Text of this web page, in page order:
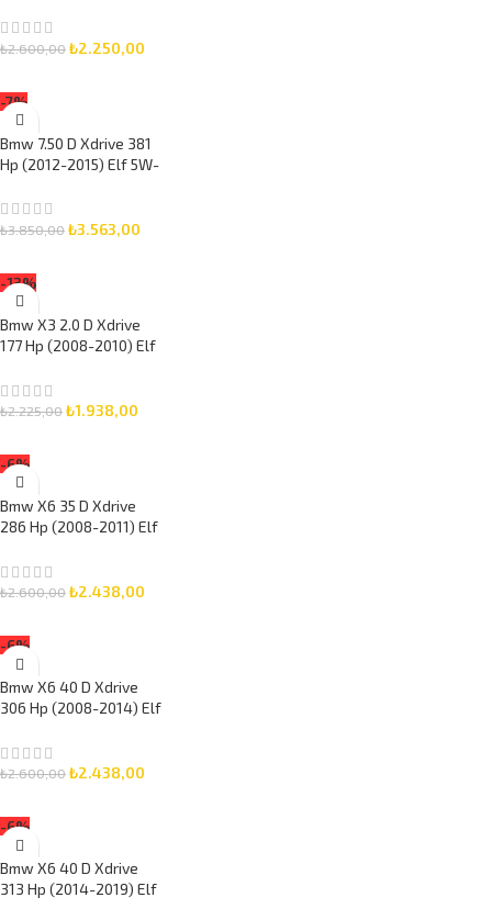
Set
₺2.600,00₺2.250,00
-7%
Bmw 7.50 D Xdrive 381
Hp (2012-2015) Elf 5W-
Bakım Seti 3 Parça Set
₺3.850,00₺3.563,00
-13%
Bmw X3 2.0 D Xdrive
177 Hp (2008-2010) Elf
Yağlı Bakım Seti 3 Parça
Set
₺2.225,00₺1.938,00
-6%
Bmw X6 35 D Xdrive
286 Hp (2008-2011) Elf
Yağlı Bakım Seti 3 Parça
Set
₺2.600,00₺2.438,00
-6%
Bmw X6 40 D Xdrive
306 Hp (2008-2014) Elf
Yağlı Bakım Seti 3 Parça
Set
₺2.600,00₺2.438,00
-6%
Bmw X6 40 D Xdrive
313 Hp (2014-2019) Elf